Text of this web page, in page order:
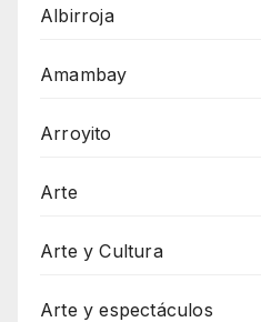
Albirroja
Amambay
Arroyito
Arte
Arte y Cultura
Arte y espectáculos